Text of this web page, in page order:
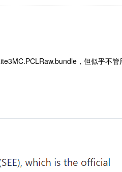
，但似乎不